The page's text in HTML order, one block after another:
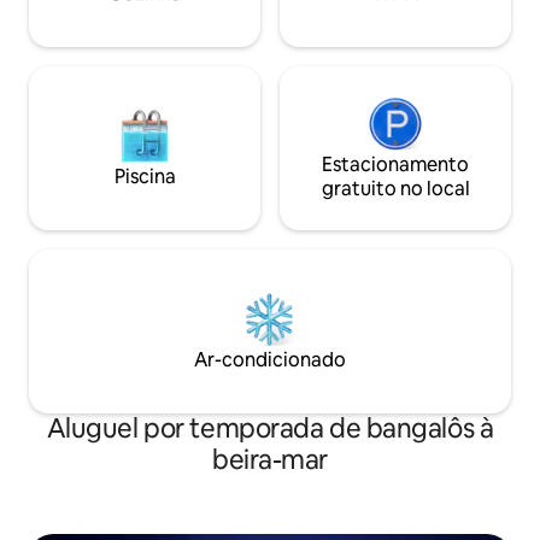
Piscina
Estacionamento
gratuito no local
Ar-condicionado
Aluguel por temporada de bangalôs à
beira-mar